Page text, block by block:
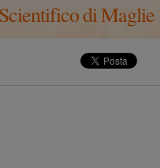
di Maglie